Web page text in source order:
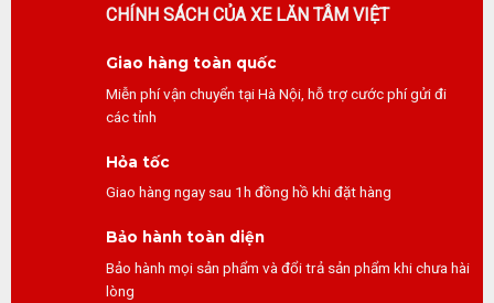
CHÍNH SÁCH CỦA XE LĂN TÂM VIỆT
Giao hàng toàn quốc
Miễn phí vận chuyển tại Hà Nội, hỗ trợ cước phí gửi đi
các tỉnh
Hỏa tốc
Giao hàng ngay sau 1h đồng hồ khi đặt hàng
Bảo hành toàn diện
Bảo hành mọi sản phẩm và đổi trả sản phẩm khi chưa hài
lòng